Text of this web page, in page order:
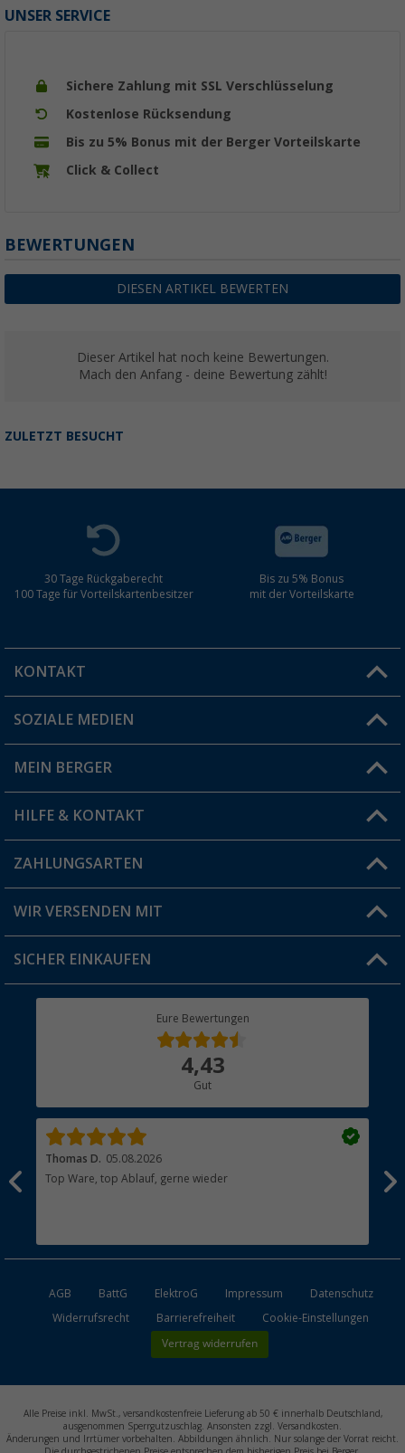
UNSER SERVICE
Sichere Zahlung mit SSL Verschlüsselung
Kostenlose Rücksendung
Bis zu 5% Bonus mit der Berger Vorteilskarte
Click & Collect
BEWERTUNGEN
DIESEN ARTIKEL BEWERTEN
Dieser Artikel hat noch keine Bewertungen.
Mach den Anfang - deine Bewertung zählt!
ZULETZT BESUCHT
30 Tage Rückgaberecht
100 Tage für Vorteilskartenbesitzer
Bis zu 5% Bonus
mit der Vorteilskarte
KONTAKT
Du hast eine Frage?
Filiale finden
SOZIALE MEDIEN
MEIN BERGER
Vorteilskarte
Blog
Jobs & Karriere
HILFE & KONTAKT
FAQ & Kontakt
Versandinformationen
Rücksendung
ZAHLUNGSARTEN
WIR VERSENDEN MIT
SICHER EINKAUFEN
Eure Bewertungen
4,43
Gut
Thomas D. 05.08.2026
Top Ware, top Ablauf, gerne wieder
AGB BattG ElektroG Impressum
Datenschutz
Widerrufsrecht
Barrierefreiheit Cookie-Einstellungen
Vertrag widerrufen
Alle Preise inkl. MwSt., versandkostenfreie Lieferung ab 50 € innerhalb Deutschland,
ausgenommen Sperrgutzuschlag. Ansonsten zzgl. Versandkosten.
Änderungen und Irrtümer vorbehalten. Abbildungen ähnlich. Nur solange der Vorrat reicht.